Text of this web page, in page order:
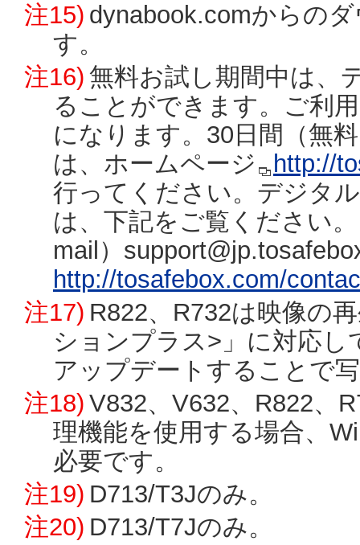
注15) dynabook.comからの
す。
注16) 無料お試し期間中は、
ることができます。ご利
になります。30日間（無
は、ホームページ
http://
行ってください。デジタ
は、下記をご覧ください
mail）
http://tosafebox.com/
注17) R822、R732は映像の
ションプラス>」に対応
アップデートすることで
注18) V832、V632、R822、
理機能を使用する場合、
必要です。
注19) D713/T3Jのみ。
注20) D713/T7Jのみ。